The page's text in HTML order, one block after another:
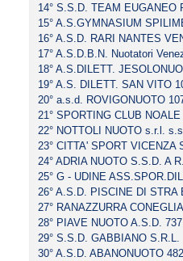
14° S.S.D. TEAM EUGANEO
15° A.S.GYMNASIUM
16° A.S.D. RARI NANTES
17° A.S.D.B.N. Nuotatori
18° A.S.DILETT.
19° A.S. DILETT. SAN VITO
20° a.s.d. ROVIGONUOTO
21° SPORTING CLUB
22° NOTTOLI NUOTO s.r.l.
23° CITTA' SPORT VICENZA
24° ADRIA NUOTO S.S.D. A
25° G - UDINE
26° A.S.D. PISCINE DI STRA
27° RANAZZURRA
28° PIAVE NUOTO A.S.D.
29° S.S.D. GABBIANO S.R.L.
30° A.S.D. ABANONUOTO